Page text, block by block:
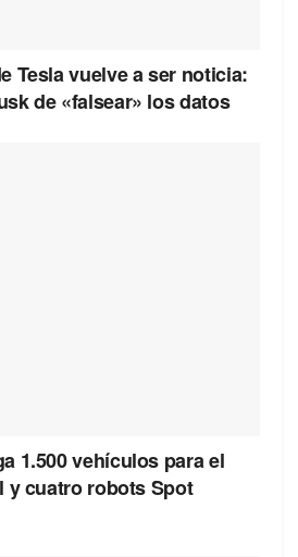
Tesla vuelve a ser noticia:
de «falsear» los datos
1.500 vehículos para el
y cuatro robots Spot